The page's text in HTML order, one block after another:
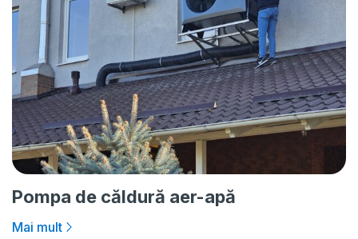
Pompa de căldură aer-apă
Mai mult